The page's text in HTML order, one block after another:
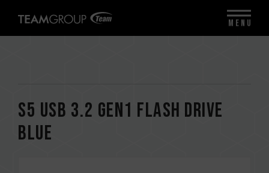
S5 USB 3.2 Gen1 FLASH DRIVE
BLUE
MENU